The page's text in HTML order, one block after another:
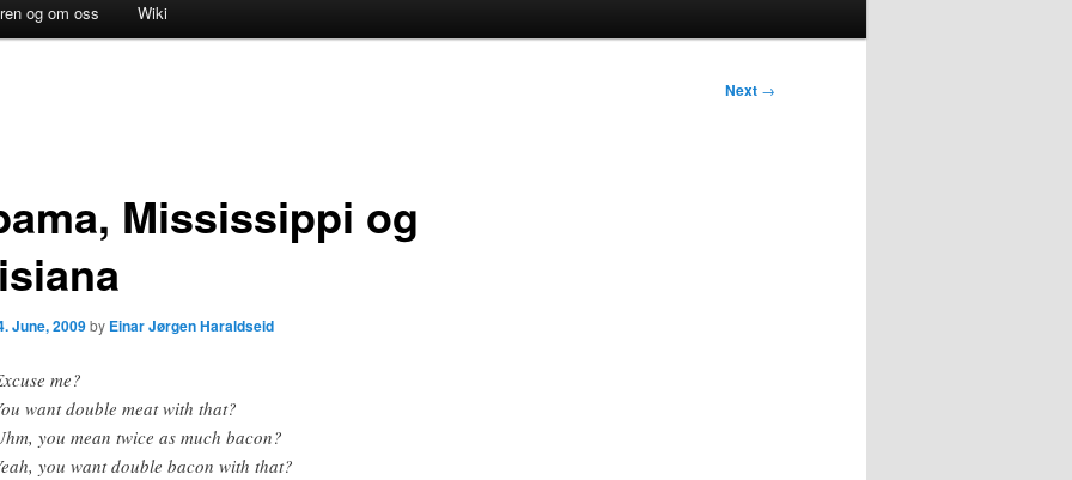
og om oss Wiki
Next →
Mississippi og
June, 2009by Einar Jørgen Haraldseid
me?
want double meat with that?
you mean twice as much bacon?
you want double bacon with that?